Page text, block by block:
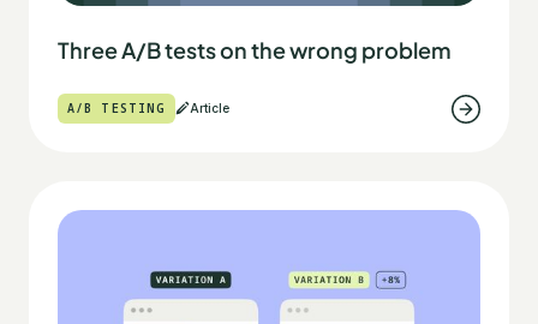
Three A/B tests on the wrong problem
A/B TESTING Article